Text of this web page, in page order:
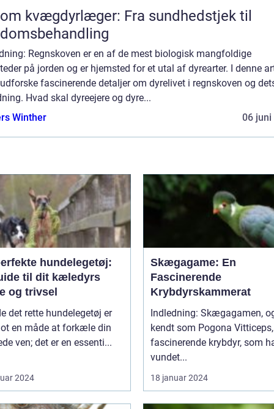
kvægdyrlæger: Fra sundhedstjek til
Regnskoven er en af de mest biologisk mangfoldige
på jorden og er hjemsted for et utal af dyrearter. I denne
fascinerende detaljer om dyrelivet i regnskoven og
Hvad skal dyreejere og dyre...
Winther
06 juni
hundelegetøj:
til dit kæledyrs
og trivsel
det rette hundelegetøj er
en måde at forkæle din
ven; det er en essenti...
2024
Skægagame: En
Fascinerende
Krybdyrskammerat
Indledning: Skægagamen, også
kendt som Pogona
fascinerende krybdyr, som
vundet...
18 januar 2024